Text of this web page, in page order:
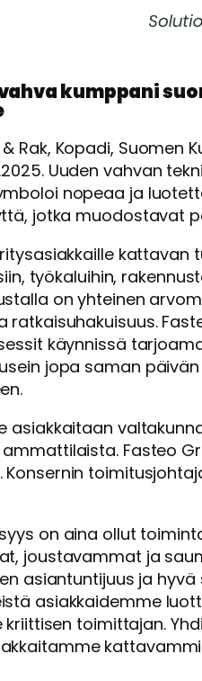
kumppani
Rak, Kopadi, Suomen
Uuden vahvan
nopeaa ja
jotka muodostavat
kattavan
työkaluihin,
on yhteinen
ratkaisuhakuisuus.
käynnissä
jopa saman
asiakkaitaan
Fasteo
Konsernin
on aina ollut
joustavammat ja
asiantuntijuus ja
asiakkaidemme
kriittisen toimittajan.